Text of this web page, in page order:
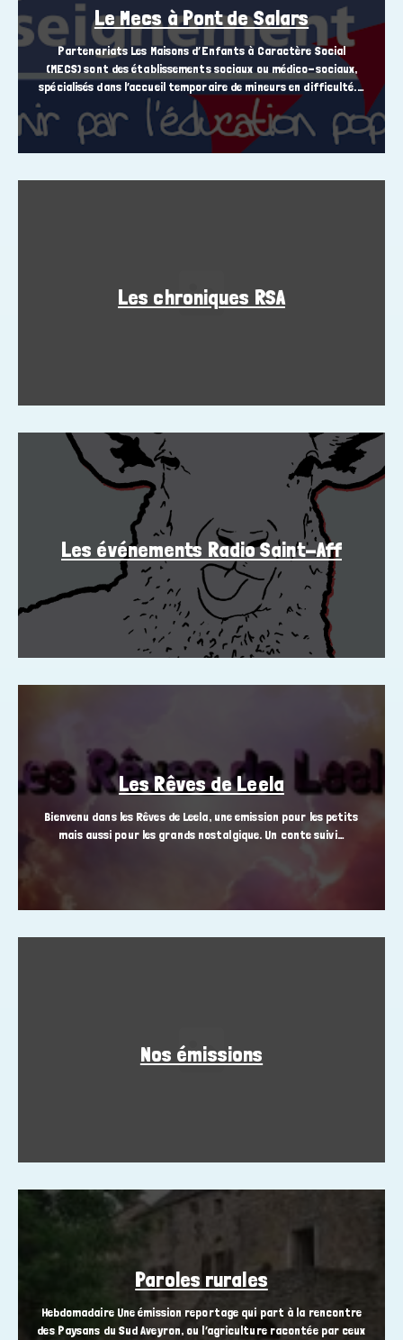
Le Mecs à Pont de Salars
Partenariats Les Maisons d’Enfants à Caractère Social
(MECS) sont des établissements sociaux ou médico-sociaux,
spécialisés dans l’accueil temporaire de mineurs en difficulté.…
Les chroniques RSA
Les événements Radio Saint-Aff
Les Rêves de Leela
Bienvenu dans les Rêves de Leela, une emission pour les petits
mais aussi pour les grands nostalgique. Un conte suivi…
Nos émissions
Paroles rurales
Hebdomadaire Une émission reportage qui part à la rencontre
des Paysans du Sud Aveyron, ou l’agriculture racontée par ceux